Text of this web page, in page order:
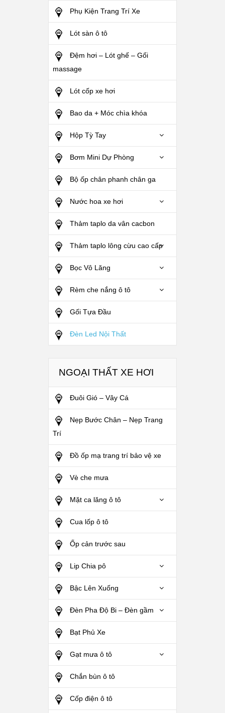
Phụ Kiện Trang Trí Xe
Lót sàn ô tô
Đệm hơi – Lót ghế – Gối
massage
Lót cốp xe hơi
Bao da + Móc chìa khóa
Hộp Tỳ Tay
Bơm Mini Dự Phòng
Bộ ốp chân phanh chân ga
Nước hoa xe hơi
Thảm taplo da vân cacbon
Thảm taplo lông cừu cao cấp
Bọc Vô Lăng
Rèm che nắng ô tô
Gối Tựa Đầu
Đèn Led Nội Thất
NGOẠI THẤT XE HƠI
Đuôi Gió – Vây Cá
Nẹp Bước Chân – Nẹp Trang
Trí
Đồ ốp mạ trang trí bảo vệ xe
Vè che mưa
Mặt ca lăng ô tô
Cua lốp ô tô
Ốp cản trước sau
Lip Chia pô
Bậc Lên Xuống
Đèn Pha Độ Bi – Đèn gầm
Bạt Phủ Xe
Gạt mưa ô tô
Chắn bùn ô tô
Cốp điện ô tô